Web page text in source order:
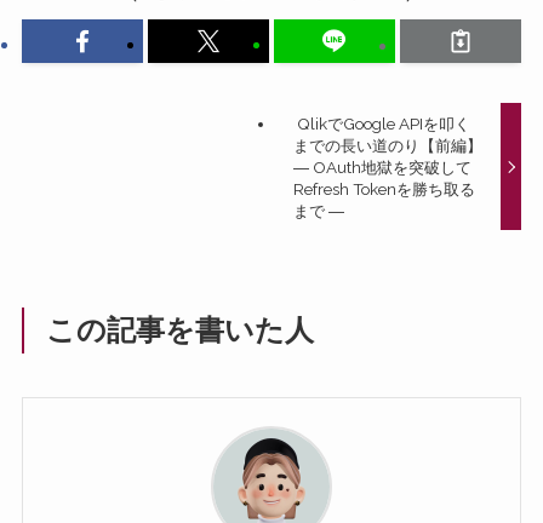
QlikでGoogle APIを叩く
までの長い道のり【前編】
― OAuth地獄を突破して
Refresh Tokenを勝ち取る
まで ―
この記事を書いた人